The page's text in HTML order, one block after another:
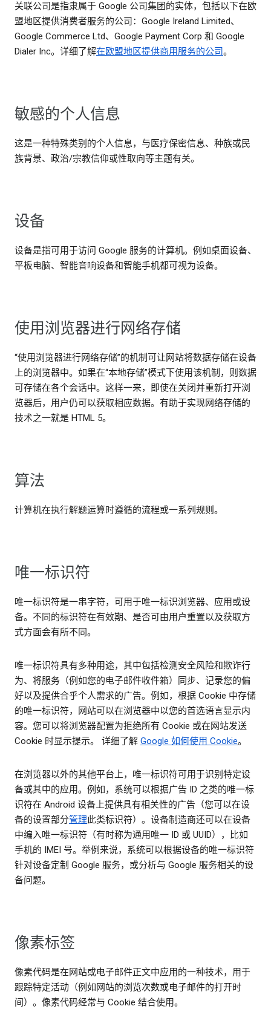
关联公司是指隶属于 Google 公司集团的实体，包括以下在欧
盟地区提供消费者服务的公司：Google Ireland Limited、
Google Commerce Ltd、Google Payment Corp 和 Google
Dialer Inc。详细了解在欧盟地区提供商用服务的公司。
敏感的个人信息
这是一种特殊类别的个人信息，与医疗保密信息、种族或民
族背景、政治/宗教信仰或性取向等主题有关。
设备
设备是指可用于访问 Google 服务的计算机。例如桌面设备、
平板电脑、智能音响设备和智能手机都可视为设备。
使用浏览器进行网络存储
“使用浏览器进行网络存储”的机制可让网站将数据存储在设备
上的浏览器中。如果在“本地存储”模式下使用该机制，则数据
可存储在各个会话中。这样一来，即使在关闭并重新打开浏
览器后，用户仍可以获取相应数据。有助于实现网络存储的
技术之一就是 HTML 5。
算法
计算机在执行解题运算时遵循的流程或一系列规则。
唯一标识符
唯一标识符是一串字符，可用于唯一标识浏览器、应用或设
备。不同的标识符在有效期、是否可由用户重置以及获取方
式方面会有所不同。
唯一标识符具有多种用途，其中包括检测安全风险和欺诈行
为、将服务（例如您的电子邮件收件箱）同步、记录您的偏
好以及提供合乎个人需求的广告。例如，根据 Cookie 中存储
的唯一标识符，网站可以在浏览器中以您的首选语言显示内
容。您可以将浏览器配置为拒绝所有 Cookie 或在网站发送
Cookie 时显示提示。 详细了解 Google 如何使用 Cookie。
在浏览器以外的其他平台上，唯一标识符可用于识别特定设
备或其中的应用。例如，系统可以根据广告 ID 之类的唯一标
识符在 Android 设备上提供具有相关性的广告（您可以在设
备的设置部分管理此类标识符）。设备制造商还可以在设备
中编入唯一标识符（有时称为通用唯一 ID 或 UUID），比如
手机的 IMEI 号。举例来说，系统可以根据设备的唯一标识符
针对设备定制 Google 服务，或分析与 Google 服务相关的设
备问题。
像素标签
像素代码是在网站或电子邮件正文中应用的一种技术，用于
跟踪特定活动（例如网站的浏览次数或电子邮件的打开时
间）。像素代码经常与 Cookie 结合使用。